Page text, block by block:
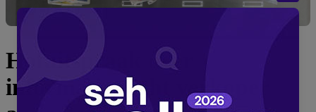
Hofuitspraak over
informatieplicht verkoper